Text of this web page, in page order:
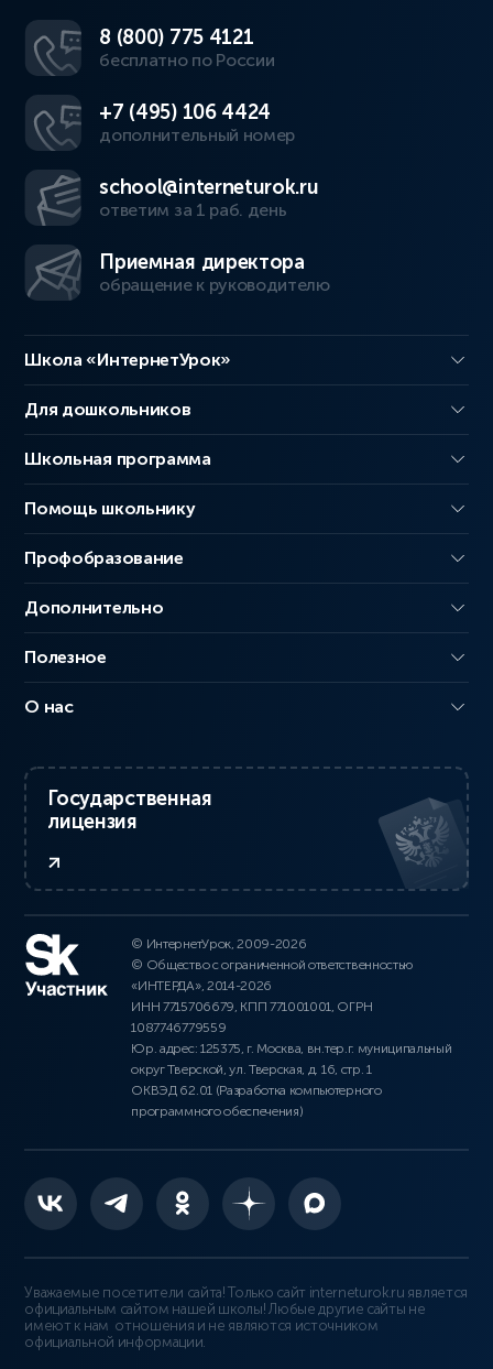
8 (800) 775 4121
бесплатно по России
+7 (495) 106 4424
дополнительный номер
school@interneturok.ru
ответим за 1 раб. день
Приемная директора
обращение к руководителю
Школа «ИнтернетУрок»
Для дошкольников
Школьная программа
Помощь школьнику
Профобразование
Дополнительно
Полезное
О нас
Государственная
лицензия
© ИнтернетУрок, 2009-2026
© Общество с ограниченной ответственностью
«ИНТЕРДА», 2014-2026
ИНН 7715706679, КПП 771001001, ОГРН
1087746779559
Юр. адрес: 125375, г. Москва, вн.тер.г. муниципальный
округ Тверской, ул. Тверская, д. 16, стр. 1
ОКВЭД 62.01 (Разработка компьютерного
программного обеспечения)
Уважаемые посетители сайта! Только сайт interneturok.ru является
официальным сайтом нашей школы! Любые другие сайты не
имеют к нам отношения и не являются источником
официальной информации.